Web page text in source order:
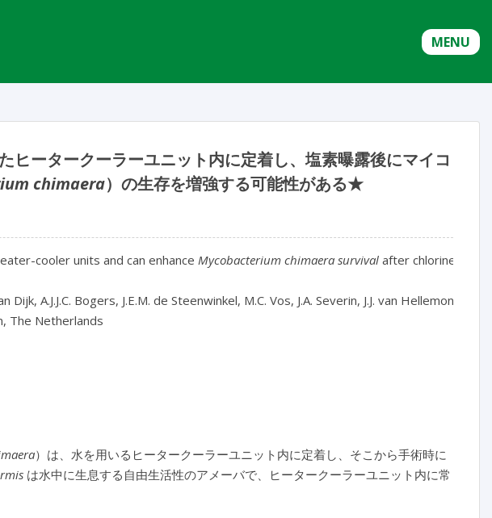
MENU
ヒータークーラーユニット内に定着し、塩素曝露後にマイコ
chimaera）の生存を増強する可能性がある★
cooler units and can enhance Mycobacterium chimaera survival after chlorine
A.J.J.C. Bogers, J.E.M. de Steenwinkel, M.C. Vos, J.A. Severin, J.J. van Hellemond
The Netherlands
）は、水を用いるヒータークーラーユニット内に定着し、そこから手術時に
は水中に生息する自由生活性のアメーバで、ヒータークーラーユニット内に常